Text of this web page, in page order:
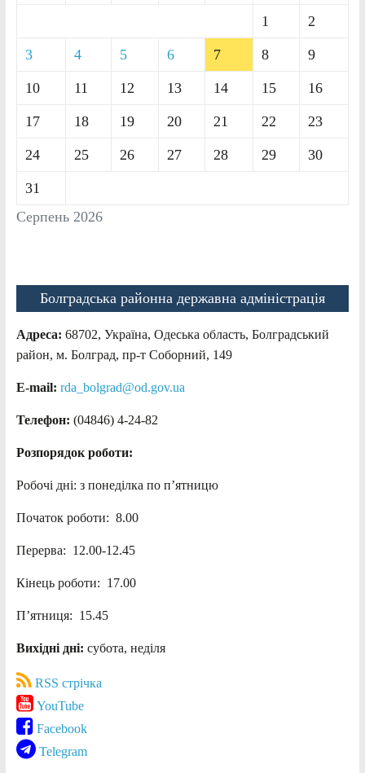
Серпень 2026
1 2
3 4 5 6 7 8 9
10 11 12 13 14 15 16
17 18 19 20 21 22 23
24 25 26 27 28 29 30
31
Болградська районна державна адміністрація
Адреса: 68702, Україна, Одеська область, Болградський
район, м. Болград, пр-т Соборний, 149
E-mail: rda_bolgrad@od.gov.ua
Телефон: (04846) 4-24-82
Розпорядок роботи:
Робочі дні: з понеділка по п’ятницю
Початок роботи: 8.00
Перерва: 12.00-12.45
Кінець роботи: 17.00
П’ятниця: 15.45
Вихідні дні: субота, неділя
RSS стрічка
YouTube
Facebook
Telegram